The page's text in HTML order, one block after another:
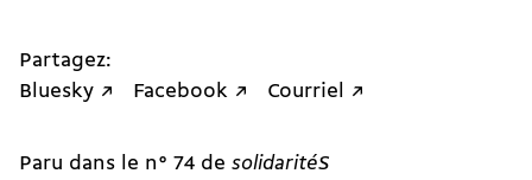
Partagez:
Bluesky ↗
Facebook ↗ Courriel ↗
Paru dans le n° 74 de solidaritéS